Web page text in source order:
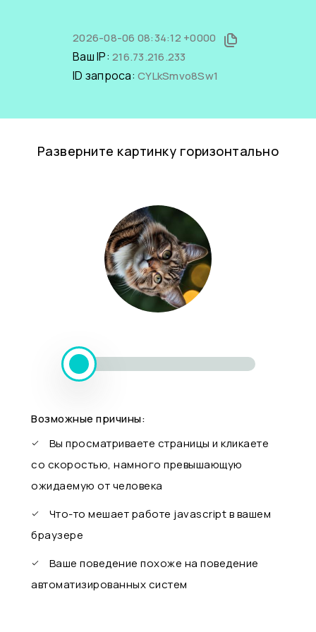
2026-08-06 08:34:12 +0000
Ваш IP: 216.73.216.233
ID запроса: CYLkSmvo8Sw1
Разверните картинку горизонтально
Возможные причины:
Вы просматриваете страницы и кликаете
со скоростью, намного превышающую
ожидаемую от человека
Что-то мешает работе javascript в вашем
браузере
Ваше поведение похоже на поведение
автоматизированных систем